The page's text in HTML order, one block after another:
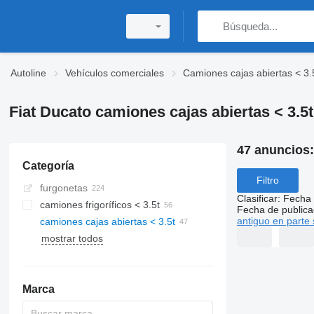
Autoline Vehículos comerciales Camiones cajas abiertas <
Fiat Ducato camiones cajas abiertas < 3.5t
Categoría
furgonetas
camiones frigoríficos < 3.5t
camiones cajas abiertas < 3.5t
mostrar todos
Marca
47 anuncios:
Filtro
Clasificar: Fecha
Fecha de
antiguo en parte